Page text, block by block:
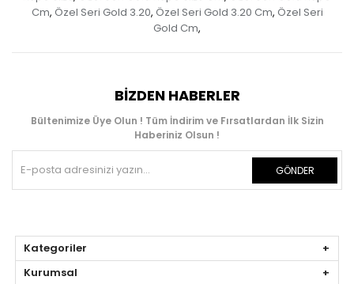
Cm, Özel Seri Gold 3.20, Özel Seri Gold 3.20 Cm, Özel Seri
Gold Cm,
BIZDEN HABERLER
Bültenimize Üye Olun ! Tüm İndirim ve Fırsatlardan İlk Sizin
Haberiniz Olsun !
GÖNDER
Kategoriler
Kurumsal